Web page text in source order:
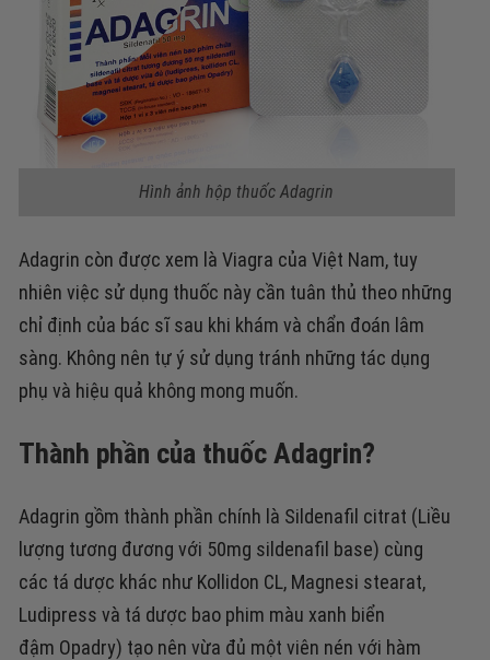
Hình ảnh hộp thuốc Adagrin
Adagrin còn được xem là Viagra của Việt Nam, tuy
nhiên việc sử dụng thuốc này cần tuân thủ theo những
chỉ định của bác sĩ sau khi khám và chẩn đoán lâm
sàng. Không nên tự ý sử dụng tránh những tác dụng
phụ và hiệu quả không mong muốn.
Thành phần của thuốc Adagrin?
Adagrin gồm thành phần chính là Sildenafil citrat (Liều
lượng tương đương với 50mg sildenafil base) cùng
các tá dược khác như Kollidon CL, Magnesi stearat,
Ludipress và tá dược bao phim màu xanh biển
đậm Opadry) tạo nên vừa đủ một viên nén với hàm